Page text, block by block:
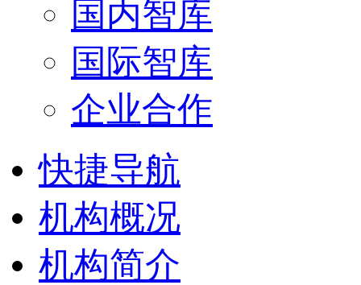
国内智库
国际智库
企业合作
快捷导航
机构概况
机构简介